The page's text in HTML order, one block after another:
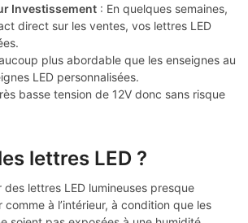
Investissement : En quelques semaines,
direct sur les ventes, vos lettres LED
plus abordable que les enseignes au
LED personnalisées.
basse tension de 12V donc sans risque
lettres LED ?
des lettres LED lumineuses presque
comme à l’intérieur, à condition que les